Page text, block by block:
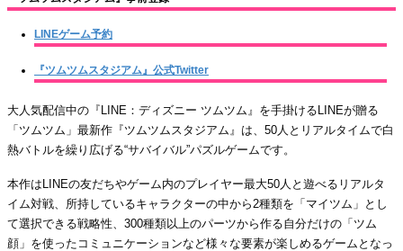
LINEゲーム予約
『ツムツムスタジアム』公式Twitter
大人気配信中の『LINE：ディズニー ツムツム』を手掛けるLINEが贈る
「ツムツム」最新作『ツムツムスタジアム』は、50人とリアルタイムで白
熱バトルを繰り広げる“サバイバル”パズルゲームです。
本作はLINEの友だちやゲーム内のプレイヤー最大50人と遊べるリアルタ
イム対戦、所持しているキャラクターの中から2種類を「マイツム」とし
て選択できる戦略性、300種類以上のパーツから作る自分だけの「ツム
顔」を使ったコミュニケーションなど様々な要素が楽しめるゲームとなっ